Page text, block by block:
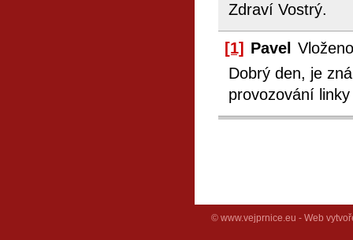
Zdraví Vostrý.
[1] Pavel
Dobrý den, je
provozování
© www.vejprnice.eu - Web